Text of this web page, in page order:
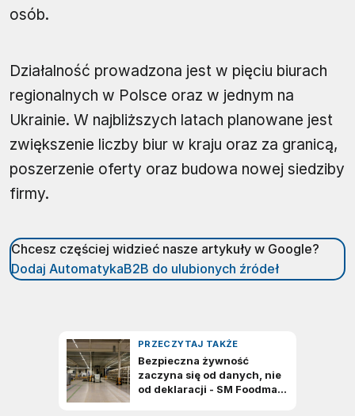
osób.
Działalność prowadzona jest w pięciu biurach
regionalnych w Polsce oraz w jednym na
Ukrainie. W najbliższych latach planowane jest
zwiększenie liczby biur w kraju oraz za granicą,
poszerzenie oferty oraz budowa nowej siedziby
firmy.
Chcesz częściej widzieć nasze artykuły w Google?
Dodaj AutomatykaB2B do ulubionych źródeł